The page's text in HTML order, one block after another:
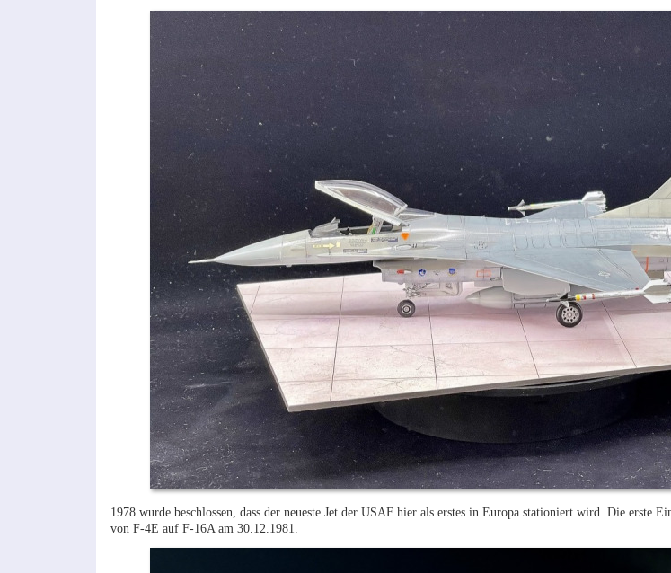
1978 wurde beschlossen, dass der neueste Jet der USAF hier als erstes in Europa stationiert wird. Die erste
von F-4E auf F-16A am 30.12.1981.